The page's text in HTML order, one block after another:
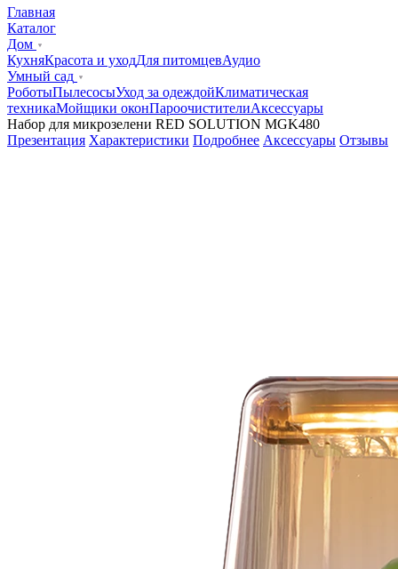
Главная
Каталог
Дом
КухняКрасота и уходДля питомцевАудио
Умный сад
РоботыПылесосыУход за одеждойКлиматическая
техникаМойщики оконПароочистителиАксессуары
Набор для микрозелени RED SOLUTION MGK480
Презентация Характеристики Подробнее Аксессуары Отзывы